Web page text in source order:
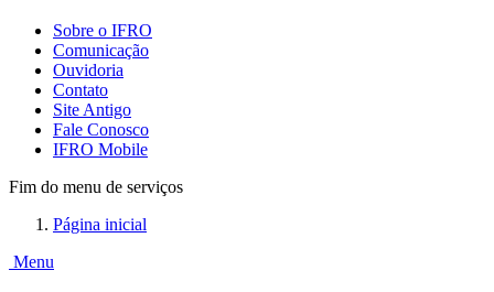
Sobre o IFRO
Comunicação
Ouvidoria
Contato
Site Antigo
Fale Conosco
IFRO Mobile
Fim do menu de serviços
Página inicial
Menu